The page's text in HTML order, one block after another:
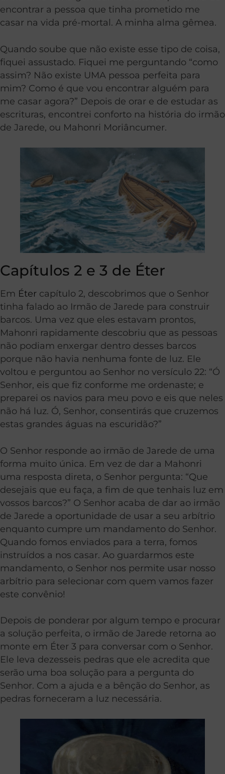
encontrar a pessoa que tinha prometido me
casar na vida pré-mortal. A minha alma gêmea.
Quando soube que não existe esse tipo de coisa,
fiquei assustado. Fiquei me perguntando “como
assim? Não existe UMA pessoa perfeita para
mim? Como é que vou encontrar alguém para
me casar agora?” Depois de orar e de estudar as
escrituras, encontrei conforto na história do irmão
de Jarede, ou Mahonri Moriâncumer.
Capítulos 2 e 3 de Éter
Em Éter capítulo 2, descobrimos que o Senhor
tinha falado ao Irmão de Jarede para construir
barcos. Uma vez que eles estavam prontos,
Mahonri rapidamente descobriu que as pessoas
não podiam enxergar dentro desses barcos
porque não havia nenhuma fonte de luz. Ele
voltou e perguntou ao Senhor no versículo 22: “Ó
Senhor, eis que fiz conforme me ordenaste; e
preparei os navios para meu povo e eis que neles
não há luz. Ó, Senhor, consentirás que cruzemos
estas grandes águas na escuridão?”
O Senhor responde ao irmão de Jarede de uma
forma muito única. Em vez de dar a Mahonri
uma resposta direta, o Senhor pergunta: “Que
desejais que eu faça, a fim de que tenhais luz em
vossos barcos?” O Senhor acaba de dar ao irmão
de Jarede a oportunidade de usar a seu arbítrio
enquanto cumpre um mandamento do Senhor.
Quando fomos enviados para a terra, fomos
instruídos a nos casar. Ao guardarmos este
mandamento, o Senhor nos permite usar nosso
arbítrio para selecionar com quem vamos fazer
este convênio!
Depois de ponderar por algum tempo e procurar
a solução perfeita, o irmão de Jarede retorna ao
monte em Éter 3 para conversar com o Senhor.
Ele leva dezesseis pedras que ele acredita que
serão uma boa solução para a pergunta do
Senhor. Com a ajuda e a bênção do Senhor, as
pedras forneceram a luz necessária.